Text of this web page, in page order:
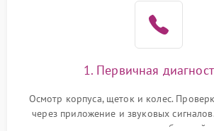
1. Первичная
Осмотр корпуса, щеток и колес.
через приложение и звуковых
аккумулятора и тестирование базовой